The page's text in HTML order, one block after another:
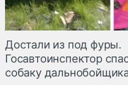
Достали из под фуры.
Госавтоинспектор
собаку